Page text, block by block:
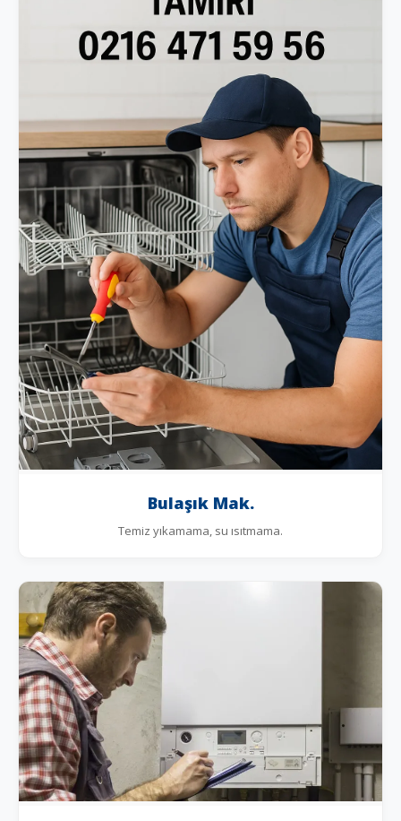
Bulaşık Mak.
Temiz yıkamama, su ısıtmama.